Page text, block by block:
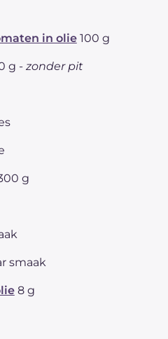
in olie 100 g
g - zonder pit
g
smaak
8 g